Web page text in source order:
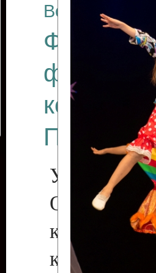
Все отчеты
Финал
Участники